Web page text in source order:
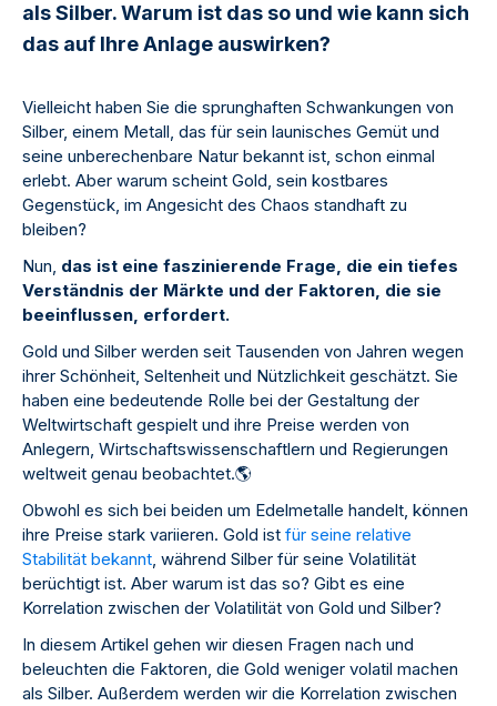
als Silber. Warum ist das so und wie kann sich
das auf Ihre Anlage auswirken?
Vielleicht haben Sie die sprunghaften Schwankungen von
Silber, einem Metall, das für sein launisches Gemüt und
seine unberechenbare Natur bekannt ist, schon einmal
erlebt. Aber warum scheint Gold, sein kostbares
Gegenstück, im Angesicht des Chaos standhaft zu
bleiben?
Nun, das ist eine faszinierende Frage, die ein tiefes
Verständnis der Märkte und der Faktoren, die sie
beeinflussen, erfordert.
Gold und Silber werden seit Tausenden von Jahren wegen
ihrer Schönheit, Seltenheit und Nützlichkeit geschätzt. Sie
haben eine bedeutende Rolle bei der Gestaltung der
Weltwirtschaft gespielt und ihre Preise werden von
Anlegern, Wirtschaftswissenschaftlern und Regierungen
weltweit genau beobachtet.🌎
Obwohl es sich bei beiden um Edelmetalle handelt, können
ihre Preise stark variieren. Gold ist für seine relative
Stabilität bekannt, während Silber für seine Volatilität
berüchtigt ist. Aber warum ist das so? Gibt es eine
Korrelation zwischen der Volatilität von Gold und Silber?
In diesem Artikel gehen wir diesen Fragen nach und
beleuchten die Faktoren, die Gold weniger volatil machen
als Silber. Außerdem werden wir die Korrelation zwischen